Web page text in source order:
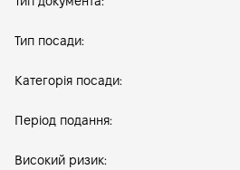
Тип посади:
Категорія посади:
Період подання:
Високий ризик: